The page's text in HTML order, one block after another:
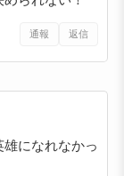
通報 返信
になれなかっ